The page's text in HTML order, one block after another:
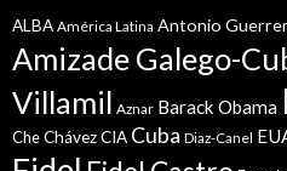
ALBA América Latina Antonio
Amizade Galego-
Villamil Aznar Barack Obama
CheChávezCIA Cuba Diaz-Canel